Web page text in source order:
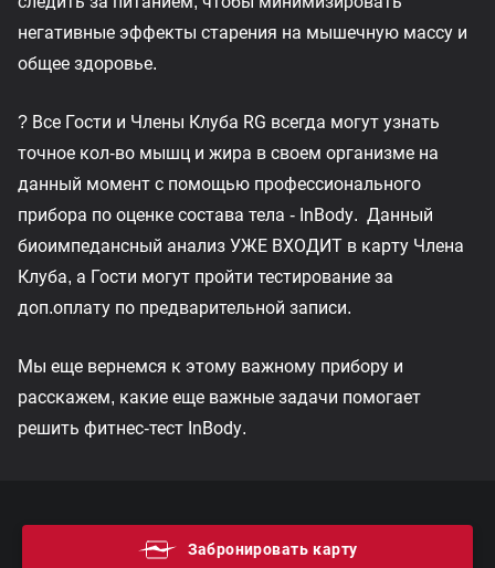
негативные эффекты старения на мышечную массу и
общее здоровье.
? Все Гости и Члены Клуба RG всегда могут узнать
точное кол-во мышц и жира в своем организме на
данный момент с помощью профессионального
прибора по оценке состава тела - InBody. Данный
биоимпедансный анализ УЖЕ ВХОДИТ в карту Члена
Клуба, а Гости могут пройти тестирование за
доп.оплату по предварительной записи.
Мы еще вернемся к этому важному прибору и
расскажем, какие еще важные задачи помогает
решить фитнес-тест InBody.
Забронировать карту